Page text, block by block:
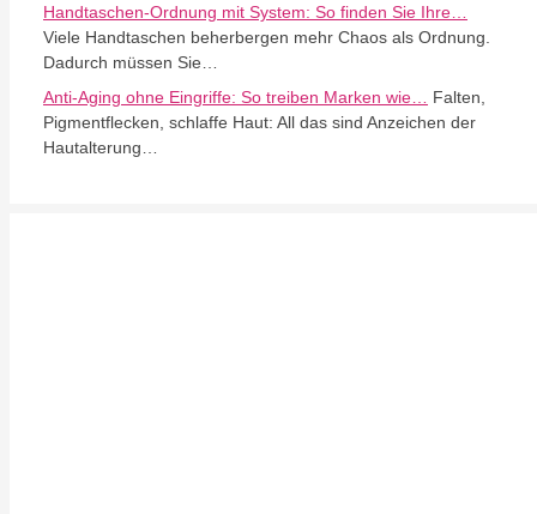
Handtaschen-Ordnung mit System: So finden Sie Ihre…
Viele Handtaschen beherbergen mehr Chaos als Ordnung.
Dadurch müssen Sie…
Anti-Aging ohne Eingriffe: So treiben Marken wie…
Falten,
Pigmentflecken, schlaffe Haut: All das sind Anzeichen der
Hautalterung…